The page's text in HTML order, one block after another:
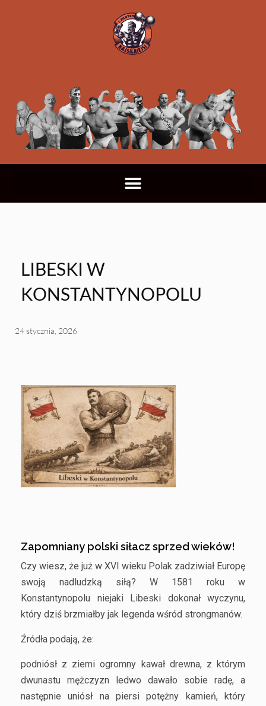
LIBESKI W
KONSTANTYNOPOLU
24 stycznia, 2026
Zapomniany polski siłacz sprzed wieków!
Czy wiesz, że już w XVI wieku Polak zadziwiał Europę
swoją nadludzką siłą? W 1581 roku w
Konstantynopolu niejaki Libeski dokonał wyczynu,
który dziś brzmiałby jak legenda wśród strongmanów.
Źródła podają, że:
podniósł z ziemi ogromny kawał drewna, z którym
dwunastu mężczyzn ledwo dawało sobie radę, a
następnie uniósł na piersi potężny kamień, który